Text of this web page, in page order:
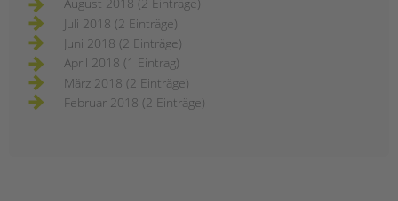
August 2018 (2 Einträge)
Juli 2018 (2 Einträge)
Juni 2018 (2 Einträge)
April 2018 (1 Eintrag)
März 2018 (2 Einträge)
Februar 2018 (2 Einträge)